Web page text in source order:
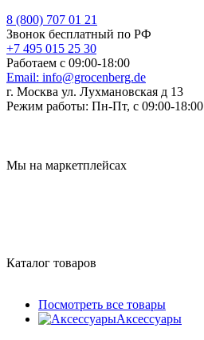
8 (800) 707 01 21
Звонок бесплатный по РФ
+7 495 015 25 30
Работаем с 09:00-18:00
Email: info@grocenberg.de
г. Москва ул. Лухмановская д 13
Режим работы: Пн-Пт, с 09:00-18:00
Мы на маркетплейсах
Каталог товаров
Посмотреть все товары
Аксессуары